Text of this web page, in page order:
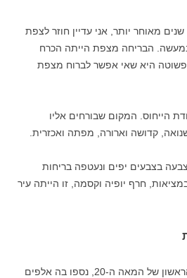
שבעים שנים מאוחר יותר, אני עדיין חוזר לצפת
הבריחה מצפת הייתה הכרח
היא שאי אפשר לברוח מצפת
הייחוס. המקום שבורחים אליו
קדושה וארורה, מפתה ואכזרית.
בצבעים יפים ונעטפה בריחות
חרף יופיה וקסמה, זו הייתה עיר
לאורך המאה ה-19 והחצי הראשון של המאה ה-20, נספו בה אלפים